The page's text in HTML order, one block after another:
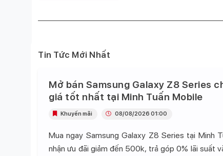
Tin Tức Mới Nhất
Mở bán Samsung Galaxy Z8 Series
giá tốt nhất tại Minh Tuấn Mobile
Mua ngay Samsung Galaxy Z8 Series tại Minh
nhận ưu đãi giảm đến 500k, trả góp 0% lãi suất
Khuyến mãi 08/08/2026 01:00